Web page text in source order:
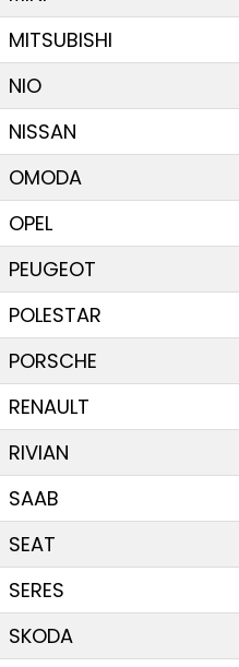
MITSUBISHI
NIO
NISSAN
OMODA
OPEL
PEUGEOT
POLESTAR
PORSCHE
RENAULT
RIVIAN
SAAB
SEAT
SERES
SKODA